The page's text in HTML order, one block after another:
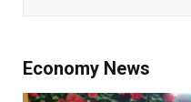
Economy News